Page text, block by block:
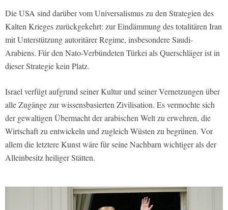
Die USA sind darüber vom Universalismus zu den Strategien des
Kalten Krieges zurückgekehrt: zur Eindämmung des totalitären Iran
mit Unterstützung autoritärer Regime, insbesondere Saudi-
Arabiens. Für den Nato-Verbündeten Türkei als Querschläger ist in
dieser Strategie kein Platz.
Israel verfügt aufgrund seiner Kultur und seiner Vernetzungen über
alle Zugänge zur wissensbasierten Zivilisation. Es vermochte sich
der gewaltigen Übermacht der arabischen Welt zu erwehren, die
Wirtschaft zu entwickeln und zugleich Wüsten zu begrünen. Vor
allem die letztere Kunst wäre für seine Nachbarn wichtiger als der
Alleinbesitz heiliger Stätten.